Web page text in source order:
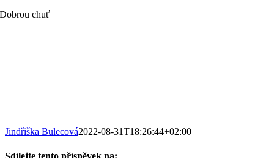
Dobrou chuť
Jindřiška Bulecová2022-08-31T18:26:44+02:00
Sdílejte tento příspěvek na: